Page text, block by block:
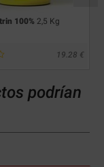
100% 2,5 Kg
19.28
podrían